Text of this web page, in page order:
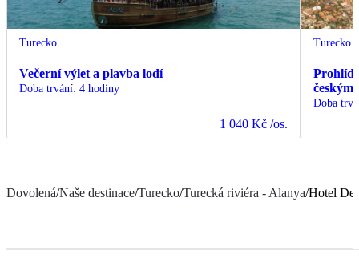
Turecko
Večerní výlet a plavba lodí
Doba trvání: 4 hodiny
1 040 Kč /os.
Turecko
českým
Doba
Dovolená/Naše destinace/Turecko/Turecká riviéra - Alanya/Hotel